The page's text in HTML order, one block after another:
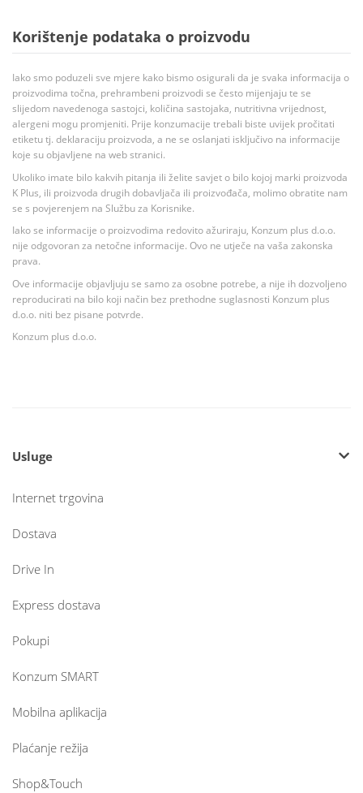
Korištenje podataka o proizvodu
Iako smo poduzeli sve mjere kako bismo osigurali da je svaka informacija o
proizvodima točna, prehrambeni proizvodi se često mijenjaju te se
slijedom navedenoga sastojci, količina sastojaka, nutritivna vrijednost,
alergeni mogu promjeniti. Prije konzumacije trebali biste uvijek pročitati
etiketu tj. deklaraciju proizvoda, a ne se oslanjati isključivo na informacije
koje su objavljene na web stranici.
Ukoliko imate bilo kakvih pitanja ili želite savjet o bilo kojoj marki proizvoda
K Plus, ili proizvoda drugih dobavljača ili proizvođača, molimo obratite nam
se s povjerenjem na Službu za Korisnike.
Iako se informacije o proizvodima redovito ažuriraju, Konzum plus d.o.o.
nije odgovoran za netočne informacije. Ovo ne utječe na vaša zakonska
prava.
Ove informacije objavljuju se samo za osobne potrebe, a nije ih dozvoljeno
reproducirati na bilo koji način bez prethodne suglasnosti Konzum plus
d.o.o. niti bez pisane potvrde.
Konzum plus d.o.o.
Usluge
Internet trgovina
Dostava
Drive In
Express dostava
Pokupi
Konzum SMART
Mobilna aplikacija
Plaćanje režija
Shop&Touch